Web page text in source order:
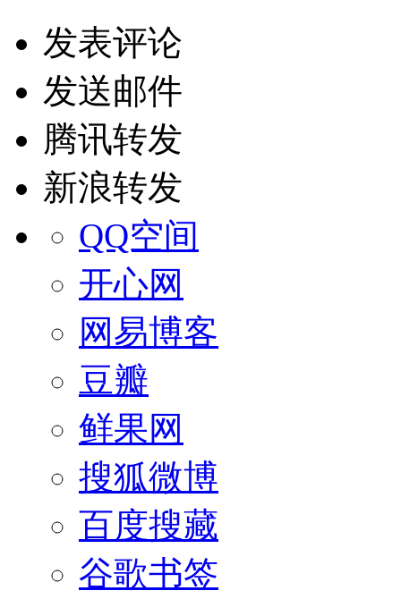
发表评论
发送邮件
腾讯转发
新浪转发
QQ空间
开心网
网易博客
豆瓣
鲜果网
搜狐微博
百度搜藏
谷歌书签